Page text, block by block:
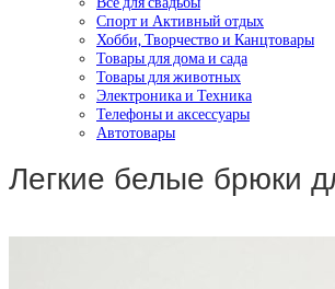
Спорт и Активный отдых
Хобби, Творчество и Канцтовары
Товары для дома и сада
Товары для животных
Электроника и Техника
Телефоны и аксессуары
Автотовары
Легкие белые брюки